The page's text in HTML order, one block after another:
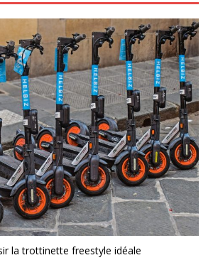
la trottinette freestyle idéale